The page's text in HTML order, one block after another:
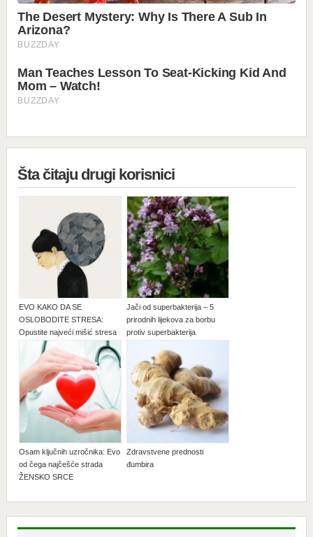
Šta čitaju drugi korisnici
EVO KAKO DA SE
OSLOBODITE STRESA:
Opustite najveći mišić stresa
Jači od superbakterija – 5
prirodnih lijekova za borbu
protiv superbakterija
Osam ključnih uzročnika: Evo
od čega najčešće strada
ŽENSKO SRCE
Zdravstvene prednosti
đumbira